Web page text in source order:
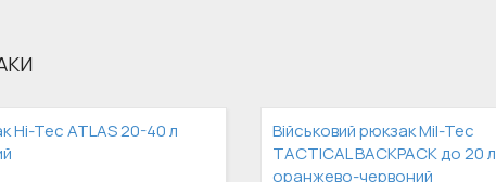
Hi-Tec ATLAS 20-40 л
Військовий рюкзак Mil-Tec
TACTICAL BACKPACK до 20 л
оранжево-червоний